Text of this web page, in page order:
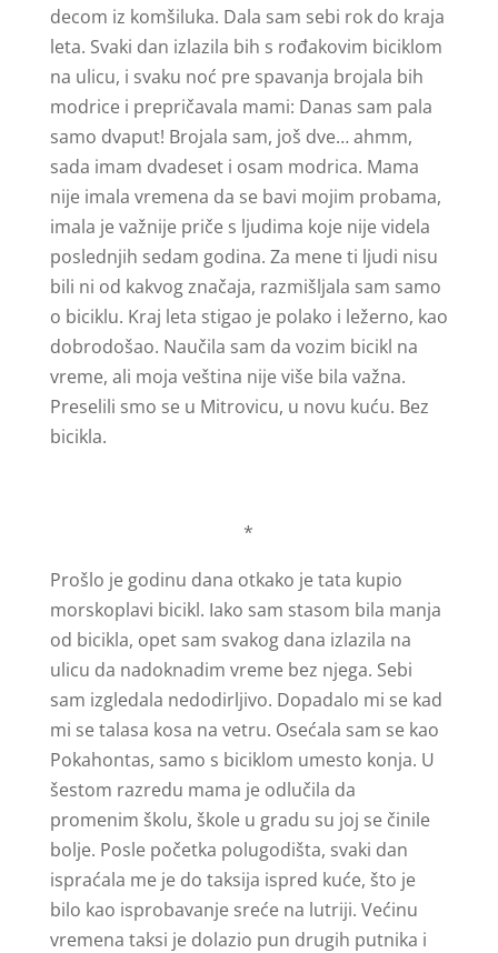
decom iz komšiluka. Dala sam sebi rok do kraja
leta. Svaki dan izlazila bih s rođakovim biciklom
na ulicu, i svaku noć pre spavanja brojala bih
modrice i prepričavala mami: Danas sam pala
samo dvaput! Brojala sam, još dve… ahmm,
sada imam dvadeset i osam modrica. Mama
nije imala vremena da se bavi mojim probama,
imala je važnije priče s ljudima koje nije videla
poslednjih sedam godina. Za mene ti ljudi nisu
bili ni od kakvog značaja, razmišljala sam samo
o biciklu. Kraj leta stigao je polako i ležerno, kao
dobrodošao. Naučila sam da vozim bicikl na
vreme, ali moja veština nije više bila važna.
Preselili smo se u Mitrovicu, u novu kuću. Bez
bicikla.
*
Prošlo je godinu dana otkako je tata kupio
morskoplavi bicikl. Iako sam stasom bila manja
od bicikla, opet sam svakog dana izlazila na
ulicu da nadoknadim vreme bez njega. Sebi
sam izgledala nedodirljivo. Dopadalo mi se kad
mi se talasa kosa na vetru. Osećala sam se kao
Pokahontas, samo s biciklom umesto konja. U
šestom razredu mama je odlučila da
promenim školu, škole u gradu su joj se činile
bolje. Posle početka polugodišta, svaki dan
ispraćala me je do taksija ispred kuće, što je
bilo kao isprobavanje sreće na lutriji. Većinu
vremena taksi je dolazio pun drugih putnika i